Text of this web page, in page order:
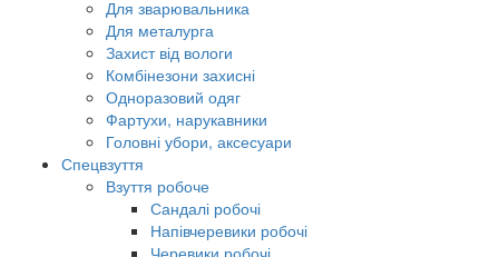
Для зварювальника
Для металурга
Захист від вологи
Комбінезони захисні
Одноразовий одяг
Фартухи, нарукавники
Головні убори, аксесуари
Спецвзуття
Взуття робоче
Сандалі робочі
Напівчеревики робочі